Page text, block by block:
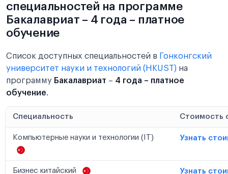
специальностей на программе
Бакалавриат – 4 года – платное
обучение
Список доступных специальностей в Гонконгский
университет науки и технологий (HKUST) на
программу Бакалавриат – 4 года – платное
обучение.
Специальность Стоимость
Компьютерные науки и технологии (IT) Узнать
Бизнес китайский Узнать